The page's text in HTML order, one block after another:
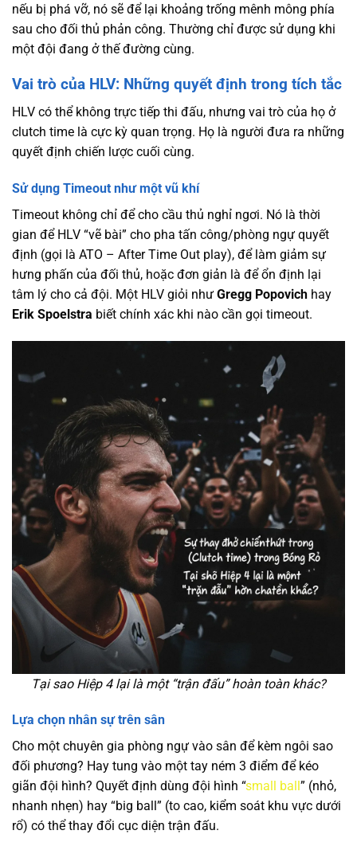
nếu bị phá vỡ, nó sẽ để lại khoảng trống mênh mông phía
sau cho đối thủ phản công. Thường chỉ được sử dụng khi
một đội đang ở thế đường cùng.
Vai trò của HLV: Những quyết định trong tích tắc
HLV có thể không trực tiếp thi đấu, nhưng vai trò của họ ở
clutch time là cực kỳ quan trọng. Họ là người đưa ra những
quyết định chiến lược cuối cùng.
Sử dụng Timeout như một vũ khí
Timeout không chỉ để cho cầu thủ nghỉ ngơi. Nó là thời
gian để HLV “vẽ bài” cho pha tấn công/phòng ngự quyết
định (gọi là ATO – After Time Out play), để làm giảm sự
hưng phấn của đối thủ, hoặc đơn giản là để ổn định lại
tâm lý cho cả đội. Một HLV giỏi như Gregg Popovich hay
Erik Spoelstra biết chính xác khi nào cần gọi timeout.
Tại sao Hiệp 4 lại là một “trận đấu” hoàn toàn khác?
Lựa chọn nhân sự trên sân
Cho một chuyên gia phòng ngự vào sân để kèm ngôi sao
đối phương? Hay tung vào một tay ném 3 điểm để kéo
giãn đội hình? Quyết định dùng đội hình “small ball ” (nhỏ,
nhanh nhẹn) hay “big ball” (to cao, kiểm soát khu vực dưới
rổ) có thể thay đổi cục diện trận đấu.